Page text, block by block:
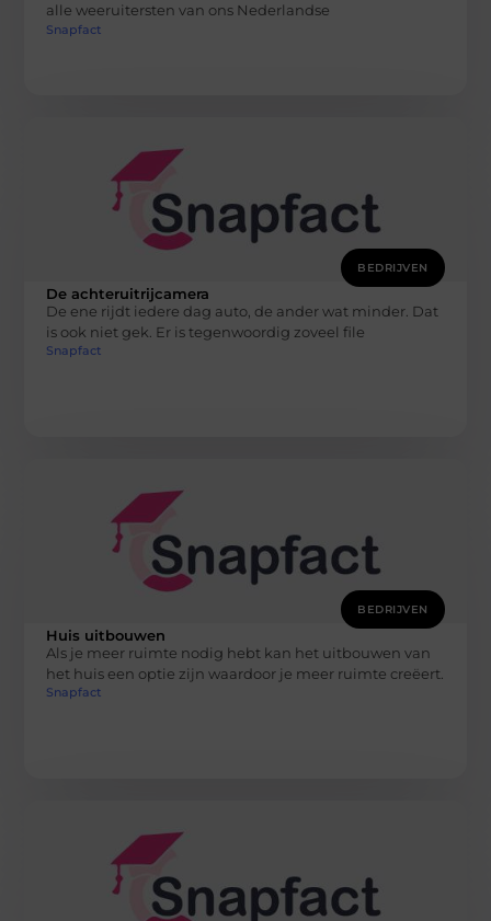
alle weeruitersten van ons Nederlandse
Snapfact
BEDRIJVEN
De achteruitrijcamera
De ene rijdt iedere dag auto, de ander wat minder. Dat
is ook niet gek. Er is tegenwoordig zoveel file
Snapfact
BEDRIJVEN
Huis uitbouwen
Als je meer ruimte nodig hebt kan het uitbouwen van
het huis een optie zijn waardoor je meer ruimte creëert.
Snapfact